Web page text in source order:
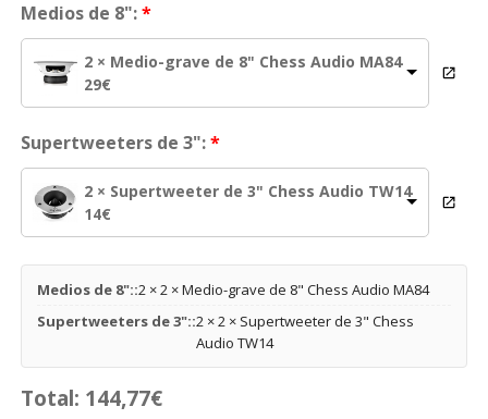
Medios de 8":
2 × Medio-grave de 8" Chess Audio MA84
29€
Supertweeters de 3":
2 × Supertweeter de 3" Chess Audio TW14
14€
Medios de 8"::2 × 2 × Medio-grave de 8" Chess Audio MA84
Supertweeters de 3"::2 × 2 × Supertweeter de 3" Chess
Audio TW14
Total: 144,77€